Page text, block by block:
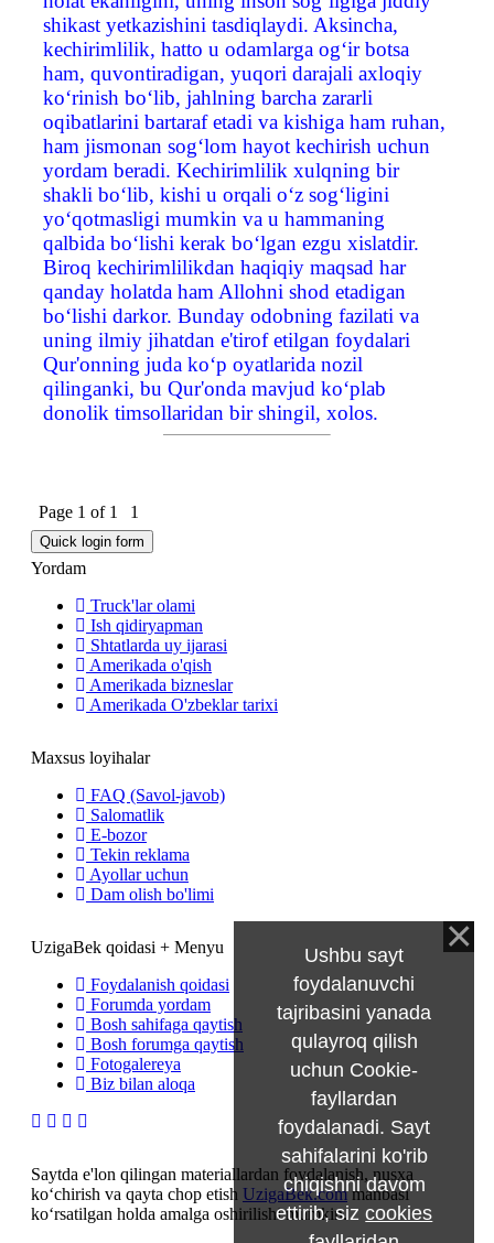
shikast yetkazishini tasdiqlaydi. Aksincha,
kechirimlilik, hatto u odamlarga og‘ir botsa
ham, quvontiradigan, yuqori darajali axloqiy
ko‘rinish bo‘lib, jahlning barcha zararli
oqibatlarini bartaraf etadi va kishiga ham ruhan,
ham jismonan sog‘lom hayot kechirish uchun
yordam beradi. Kechirimlilik xulqning bir
shakli bo‘lib, kishi u orqali o‘z sog‘ligini
yo‘qotmasligi mumkin va u hammaning
qalbida bo‘lishi kerak bo‘lgan ezgu xislatdir.
Biroq kechirimlilikdan haqiqiy maqsad har
qanday holatda ham Allohni shod etadigan
bo‘lishi darkor. Bunday odobning fazilati va
uning ilmiy jihatdan e'tirof etilgan foydalari
Qur'onning juda ko‘p oyatlarida nozil
qilinganki, bu Qur'onda mavjud ko‘plab
donolik timsollaridan bir shingil, xolos.
Page 1 of 1 1
Yordam
Truck'lar olami
Ish qidiryapman
Shtatlarda uy ijarasi
Amerikada o'qish
Amerikada bizneslar
Amerikada O'zbeklar tarixi
Maxsus loyihalar
FAQ (Savol-javob)
Salomatlik
E-bozor
Tekin reklama
Ayollar uchun
Dam olish bo'limi
UzigaBek qoidasi + Menyu
Foydalanish qoidasi
Forumda yordam
Bosh sahifaga qaytish
Bosh forumga qaytish
Fotogalereya
Biz bilan aloqa
Saytda e'lon qilingan materiallardan foydalanish, nusxa
ko‘chirish va qayta chop etish UzigaBek.commanbasi
ko‘rsatilgan holda amalga oshirilishi mumkin.
Ushbu sayt
foydalanuvchi
tajribasini yanada
qulayroq qilish
uchun Cookie-
fayllardan
foydalanadi. Sayt
sahifalarini ko'rib
chiqishni davom
ettirib, sizcookies